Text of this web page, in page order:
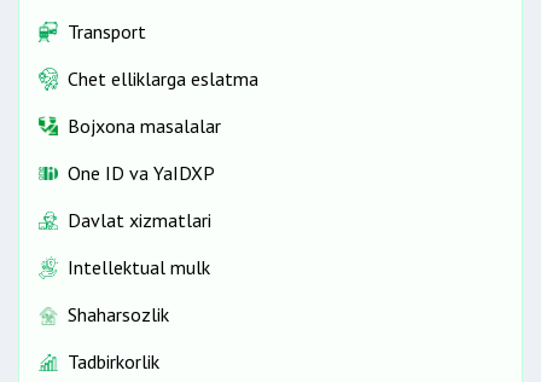
Transport
Chet elliklarga eslatma
Bojxona masalalar
One ID vа YaIDXP
Davlat xizmatlari
Intellektual mulk
Shaharsozlik
Tadbirkorlik